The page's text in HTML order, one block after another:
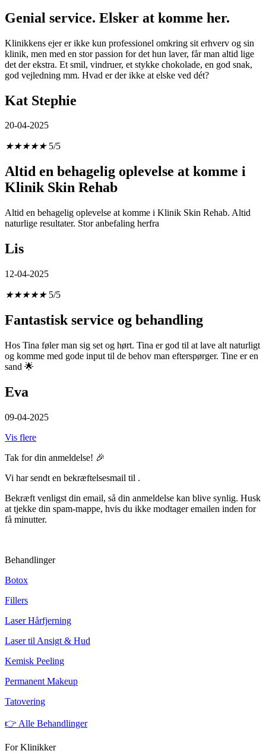
Genial service. Elsker at komme her.
Klinikkens ejer er ikke kun professionel omkring sit erhverv og sin
klinik, men med en stor passion for det hun laver, får man altid lige
det der ekstra. Et smil, vindruer, et stykke chokolade, en god snak,
god vejledning mm. Hvad er der ikke at elske ved dét?
Kat Stephie
20-04-2025
★★★★★ 5/5
Altid en behagelig oplevelse at komme i
Klinik Skin Rehab
Altid en behagelig oplevelse at komme i Klinik Skin Rehab. Altid
naturlige resultater. Stor anbefaling herfra
Lis
12-04-2025
★★★★★ 5/5
Fantastisk service og behandling
Hos Tina føler man sig set og hørt. Tina er god til at lave alt naturligt
og komme med gode input til de behov man efterspørger. Tine er en
sand 🌟
Eva
09-04-2025
Vis flere
Tak for din anmeldelse! 🎉
Vi har sendt en bekræftelsesmail til .
Bekræft venligst din email, så din anmeldelse kan blive synlig. Husk
at tjekke din spam-mappe, hvis du ikke modtager emailen inden for
få minutter.
Behandlinger
Botox
Fillers
Laser Hårfjerning
Laser til Ansigt & Hud
Kemisk Peeling
Permanent Makeup
Tatovering
👉 Alle Behandlinger
For Klinikker